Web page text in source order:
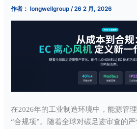
作者： longwellgroup/26 2 月, 2026
在2026年的工业制造环境中，能源管
“合规项”。随着全球对碳足迹审查的